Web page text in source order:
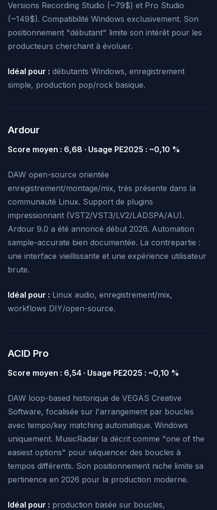
Versions Recording Studio (~79$) et Pro Studio
(~149$). Compatibilité Windows exclusivement. Son
positionnement "débutant" limite son intérêt pour les
producteurs cherchant à évoluer.
Idéal pour : débutants Windows, enregistrement
simple, production pop/rock basique.
Ardour
Score moyen : 6,68 · Usage PE2025 : ~0,10 %
DAW open-source orientée
enregistrement/montage/mix, très présente dans la
communauté Linux. Support de plugins
impressionnant (VST2/VST3/LV2/LADSPA/AU).
Ardour 9.0 a été annoncé début 2026. Automation
sample-accurate bien documentée. La contrepartie :
une interface vieillissante et une expérience utilisateur
brute.
Idéal pour : Linux audio, enregistrement/mix,
workflows DIY/open-source.
ACID Pro
Score moyen : 6,54 · Usage PE2025 : ~0,10 %
DAW loop-based historique de VEGAS Creative
Software, focalisée sur l'arrangement par boucles
avec tempo/key matching automatique. Windows
uniquement. MusicRadar la décrit comme "one of the
easiest options" pour séquencer des boucles à
tempos différents. Son positionnement niche limite sa
pertinence en 2026 pour la production moderne.
Idéal pour : production basée sur boucles,